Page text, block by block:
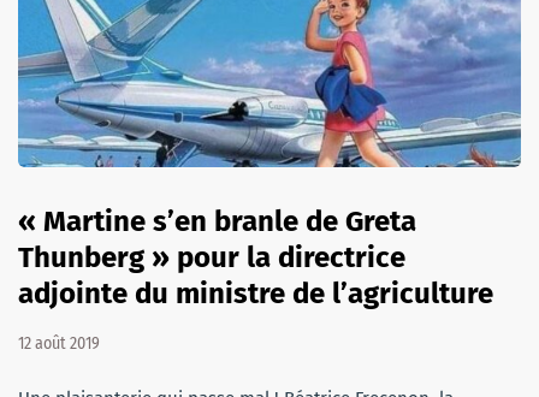
« Martine s’en branle de Greta
Thunberg » pour la directrice
adjointe du ministre de l’agriculture
12 août 2019